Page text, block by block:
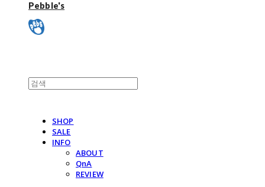
Pebble's
SHOP
SALE
INFO
ABOUT
QnA
REVIEW